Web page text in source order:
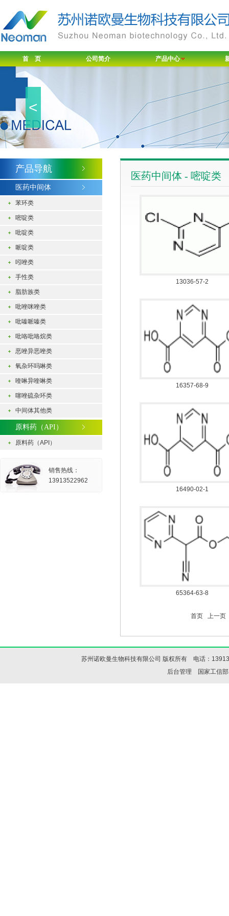
首 页 公司简介 产品中心
<
产品导航
医药中间体
苯环类
嘧啶类
吡啶类
哌啶类
吲唑类
手性类
脂肪族类
吡唑咪唑类
吡嗪哌嗪类
吡咯吡咯烷类
恶唑异恶唑类
氧杂环吗啉类
喹啉异喹啉类
噻唑硫杂环类
中间体其他类
原料药（API）
原料药（API）
销售热线：
13913522962
医药中间体 - 嘧啶类
13036-57-2
16357-68-9
16490-02-1
65364-63-8
首页 上一页
苏州诺欧曼生物科技有限公司 版权所有 电话：
后台管理 国家工信部